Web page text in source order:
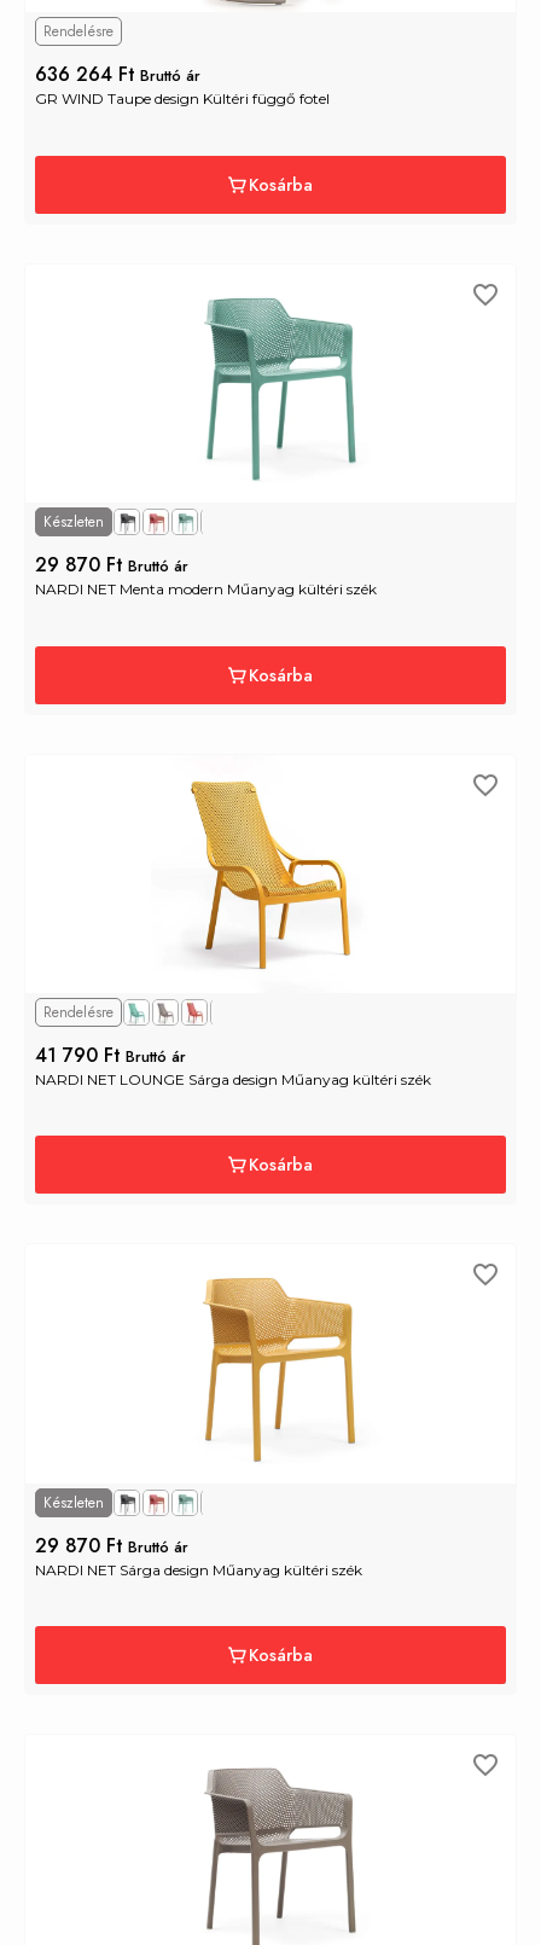
Rendelésre
636 264 Ft Bruttó ár
GR WIND Taupe design Kültéri függő fotel
Kosárba
Készleten
29 870 Ft Bruttó ár
NARDI NET Menta modern Műanyag kültéri szék
Kosárba
Rendelésre
41 790 Ft Bruttó ár
NARDI NET LOUNGE Sárga design Műanyag kültéri szék
Kosárba
Készleten
29 870 Ft Bruttó ár
NARDI NET Sárga design Műanyag kültéri szék
Kosárba